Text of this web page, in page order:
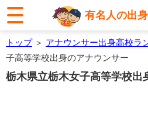
有名人の出
トップ＞ アナウンサー出身高校ラ
子高等学校出身のアナウンサー
栃木県立栃木女子高等学校出